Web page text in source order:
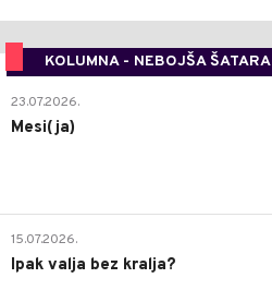
KOLUMNA - NEBOJŠA ŠATARA
23.07.2026.
Mesi(ja)
15.07.2026.
Ipak valja bez kralja?